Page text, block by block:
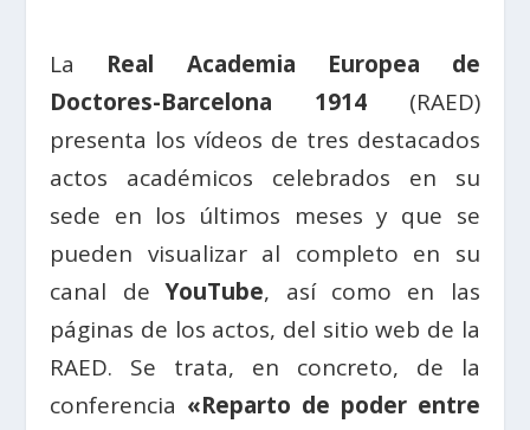
La Real Academia Europea de
Doctores-Barcelona 1914 (RAED)
presenta los vídeos de tres destacados
actos académicos celebrados en su
sede en los últimos meses y que se
pueden visualizar al completo en su
canal deYouTube, así como en las
páginas de los actos, del sitio web de la
RAED. Se trata, en concreto, de la
conferencia «Reparto de poder entre